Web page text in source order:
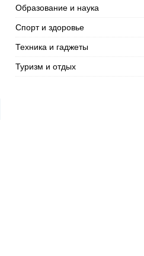
Образование и наука
Спорт и здоровье
Техника и гаджеты
Туризм и отдых